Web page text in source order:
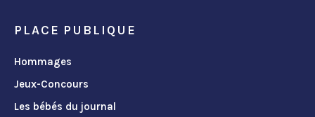
PLACE PUBLIQUE
Hommages
Jeux-Concours
Les bébés du journal